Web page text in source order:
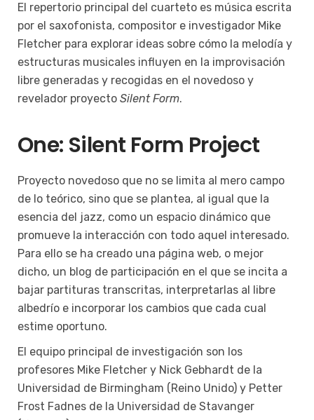
El repertorio principal del cuarteto es música escrita
por el saxofonista, compositor e investigador Mike
Fletcher para explorar ideas sobre cómo la melodía y
estructuras musicales influyen en la improvisación
libre generadas y recogidas en el novedoso y
revelador proyecto Silent Form.
One: Silent Form Project
Proyecto novedoso que no se limita al mero campo
de lo teórico, sino que se plantea, al igual que la
esencia del jazz, como un espacio dinámico que
promueve la interacción con todo aquel interesado.
Para ello se ha creado una página web, o mejor
dicho, un blog de participación en el que se incita a
bajar partituras transcritas, interpretarlas al libre
albedrío e incorporar los cambios que cada cual
estime oportuno.
El equipo principal de investigación son los
profesores Mike Fletcher y Nick Gebhardt de la
Universidad de Birmingham (Reino Unido) y Petter
Frost Fadnes de la Universidad de Stavanger